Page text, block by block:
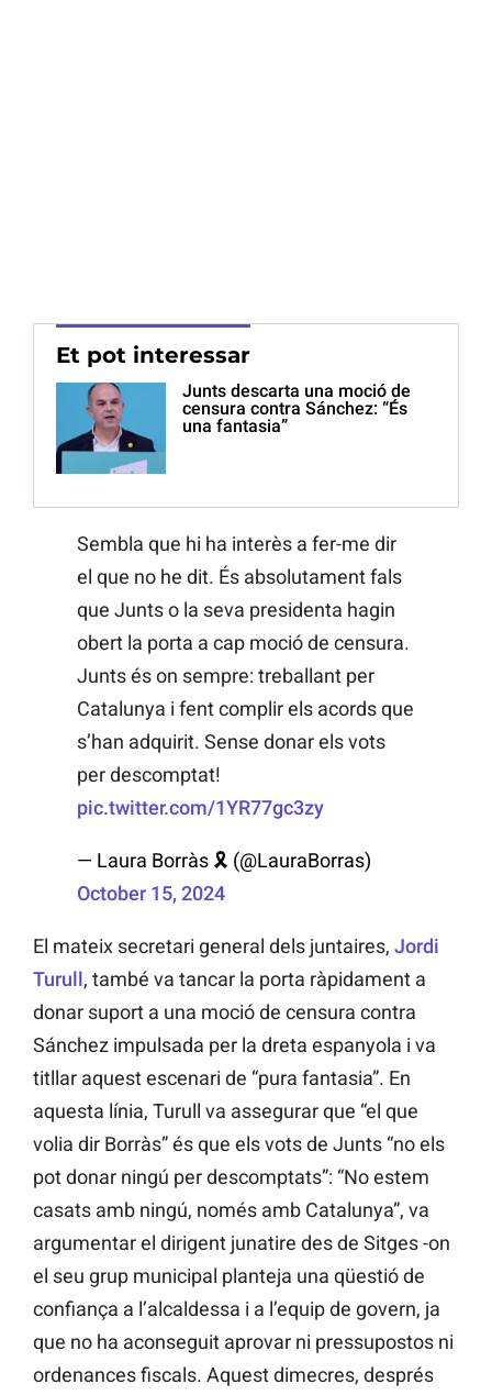
Et pot interessar
Junts descarta una moció de
censura contra Sánchez: “És
una fantasia”
Sembla que hi ha interès a fer-me dir
el que no he dit. És absolutament fals
que Junts o la seva presidenta hagin
obert la porta a cap moció de censura.
Junts és on sempre: treballant per
Catalunya i fent complir els acords que
s’han adquirit. Sense donar els vots
per descomptat!
pic.twitter.com/1YR77gc3zy
— Laura Borràs 🎗 (@LauraBorras)
October 15, 2024
El mateix secretari general dels juntaires, Jordi
Turull, també va tancar la porta ràpidament a
donar suport a una moció de censura contra
Sánchez impulsada per la dreta espanyola i va
titllar aquest escenari de “pura fantasia”. En
aquesta línia, Turull va assegurar que “el que
volia dir Borràs” és que els vots de Junts “no els
pot donar ningú per descomptats”: “No estem
casats amb ningú, només amb Catalunya”, va
argumentar el dirigent junatire des de Sitges -on
el seu grup municipal planteja una qüestió de
confiança a l’alcaldessa i a l’equip de govern, ja
que no ha aconseguit aprovar ni pressupostos ni
ordenances fiscals. Aquest dimecres, després